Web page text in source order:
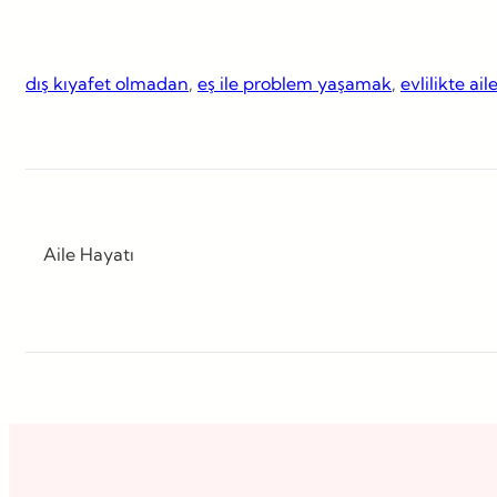
dış kıyafet olmadan, eş ile problem yaşamak, evlilikte
Aile Hayatı